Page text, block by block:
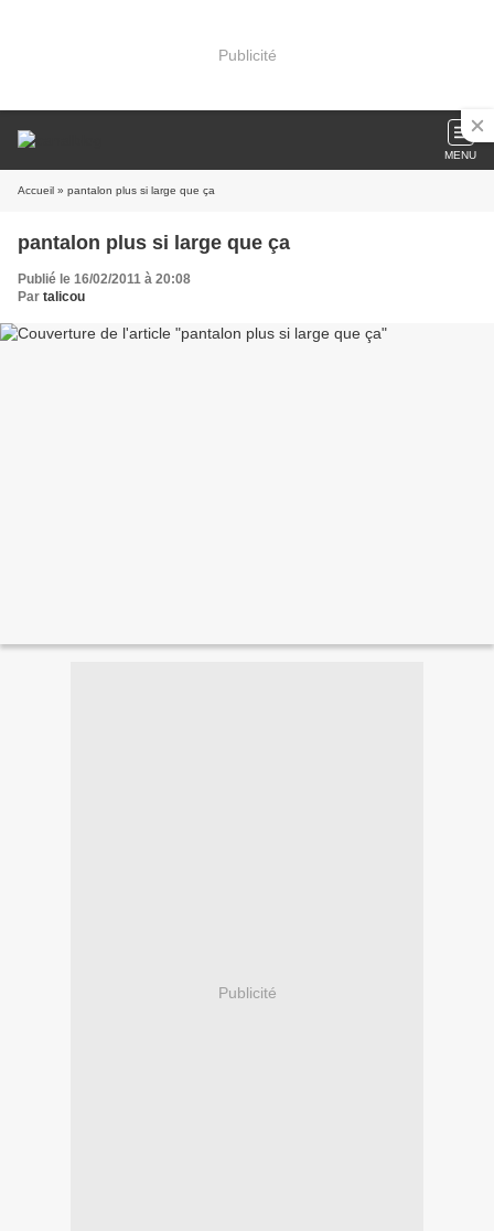
Publicité
MENU
Accueil » pantalon plus si large que ça
pantalon plus si large que ça
Publié le 16/02/2011 à 20:08
Par talicou
Publicité